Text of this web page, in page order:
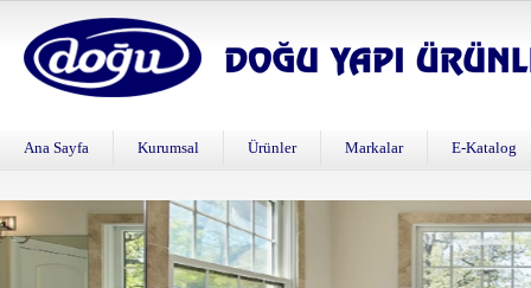
Ana Sayfa Kurumsal Ürünler Markalar E-Katalog